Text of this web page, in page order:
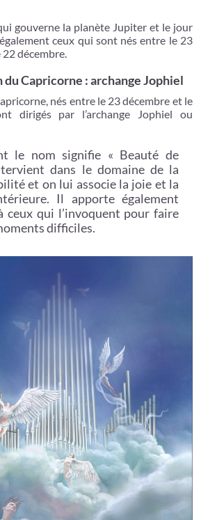
gouverne la planète Jupiter et le jour
ceux qui sont nés entre le 23
décembre.
du Capricorne : archange Jophiel
nés entre le 23 décembre et le
dirigés par l’archange Jophiel ou
le nom signifie « Beauté de
dans le domaine de la
et on lui associe la joie et la
Il apporte également
ceux qui l’invoquent pour faire
difficiles.